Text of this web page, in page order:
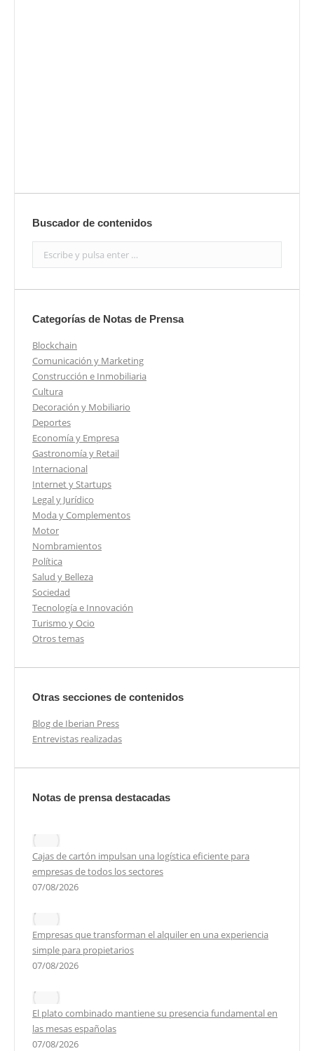
Buscador de contenidos
Categorías de Notas de Prensa
Blockchain
Comunicación y Marketing
Construcción e Inmobiliaria
Cultura
Decoración y Mobiliario
Deportes
Economía y Empresa
Gastronomía y Retail
Internacional
Internet y Startups
Legal y Jurídico
Moda y Complementos
Motor
Nombramientos
Política
Salud y Belleza
Sociedad
Tecnología e Innovación
Turismo y Ocio
Otros temas
Otras secciones de contenidos
Blog de Iberian Press
Entrevistas realizadas
Notas de prensa destacadas
Cajas de cartón impulsan una logística eficiente para
empresas de todos los sectores
07/08/2026
Empresas que transforman el alquiler en una experiencia
simple para propietarios
07/08/2026
El plato combinado mantiene su presencia fundamental en
las mesas españolas
07/08/2026